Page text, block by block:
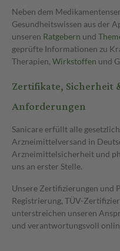
Neben dem
Gesundheitswissen aus der
unseren Ratgebern und
geprüfte Informationen zu
Therapien, Wirkstoffen und
Zertifikate, Sicherheit
Anforderungen
Sanicare erfüllt alle
Arzneimittelversand in
Arzneimittelsicherheit und
uns an erster Stelle.
Unsere Zertifizierungen und
Registrierung, TÜV-
unterstreichen unseren
und verantwortungsvoll